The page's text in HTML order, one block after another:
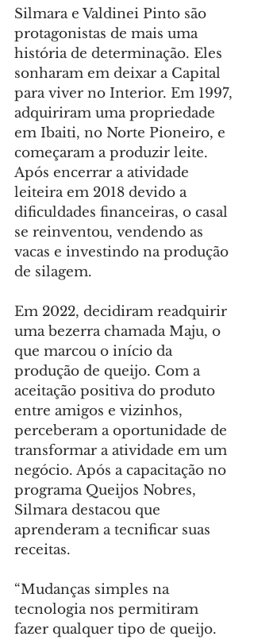
Silmara e Valdinei Pinto são
protagonistas de mais uma
história de determinação. Eles
sonharam em deixar a Capital
para viver no Interior. Em 1997,
adquiriram uma propriedade
em Ibaiti, no Norte Pioneiro, e
começaram a produzir leite.
Após encerrar a atividade
leiteira em 2018 devido a
dificuldades financeiras, o casal
se reinventou, vendendo as
vacas e investindo na produção
de silagem.
Em 2022, decidiram readquirir
uma bezerra chamada Maju, o
que marcou o início da
produção de queijo. Com a
aceitação positiva do produto
entre amigos e vizinhos,
perceberam a oportunidade de
transformar a atividade em um
negócio. Após a capacitação no
programa Queijos Nobres,
Silmara destacou que
aprenderam a tecnificar suas
receitas.
“Mudanças simples na
tecnologia nos permitiram
fazer qualquer tipo de queijo.